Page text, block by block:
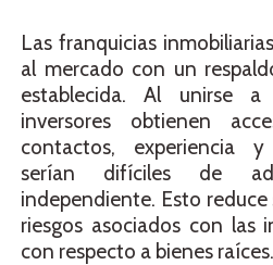
Las franquicias
al mercado con un
establecida. Al unirse
inversores obtienen
contactos, experiencia
serían difíciles de
independiente. Esto
riesgos asociados con las
con respecto a bienes raíces.